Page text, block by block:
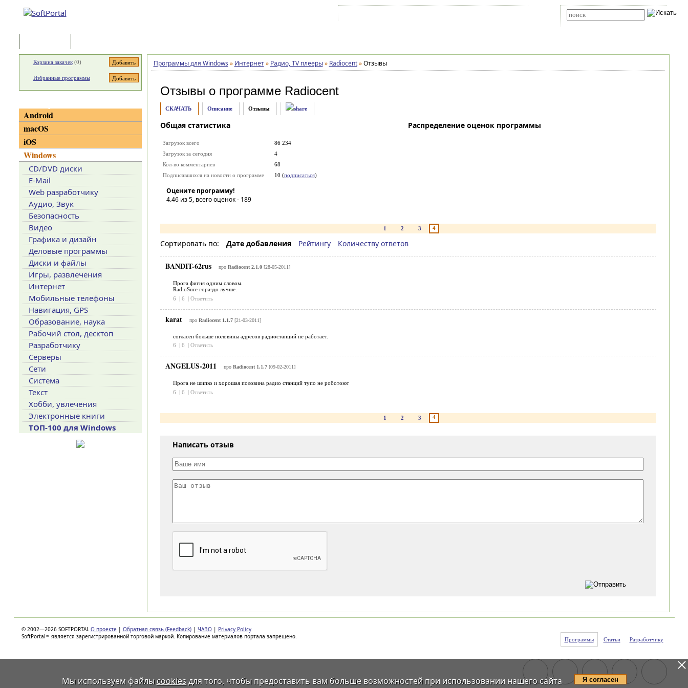
Программы для Windows » Интернет » Радио, TV плееры » Radiocent » Отзывы
Отзывы о программе Radiocent
СКАЧАТЬ Описание Отзывы
Общая статистика
Загрузок всего
86 234
Загрузок за сегодня
4
Кол-во комментариев
68
Подписавшихся на новости о программе
10 (подписаться)
Оцените программу!
4.46из 5, всего оценок - 189
Распределение оценок программы
1 2 3 4
Сортировать по: Дате добавления Рейтингу Количеству ответов
BANDIT-62rus про Radiocent 2.1.0[28-05-2011]
Прога фигня одним словом.
RadioSure гораздо лучше.
6
| 6 | Ответить
karat про Radiocent 1.1.7[21-03-2011]
согласен больше половины адресов радиостанций не работает.
6
| 6 | Ответить
ANGELUS-2011 про Radiocent 1.1.7[09-02-2011]
Прога не шипко и хорошая половина радио станций тупо не роботоют
6
| 6 | Ответить
1 2 3 4
Написать отзыв
Корзина закачек(0)
Избранные программы
Android
macOS
iOS
Windows
CD/DVD диски
E-Mail
Web разработчику
Аудио, Звук
Безопасность
Видео
Графика и дизайн
Деловые программы
Диски и файлы
Игры, развлечения
Интернет
Мобильные телефоны
Навигация, GPS
Образование, наука
Рабочий стол, десктоп
Разработчику
Серверы
Сети
Система
Текст
Хобби, увлечения
Электронные книги
ТОП-100 для Windows
© 2002—2026 SOFTPORTAL О проекте | Обратная связь (Feedback) | ЧАВО | Privacy Policy
SoftPortal™ является зарегистрированной торговой маркой. Копирование материалов портала запрещено.
Программы Статьи Разработчику
Мы используем файлы cookiesдля того, чтобы предоставить вам больше возможностей при использовании нашего сайта